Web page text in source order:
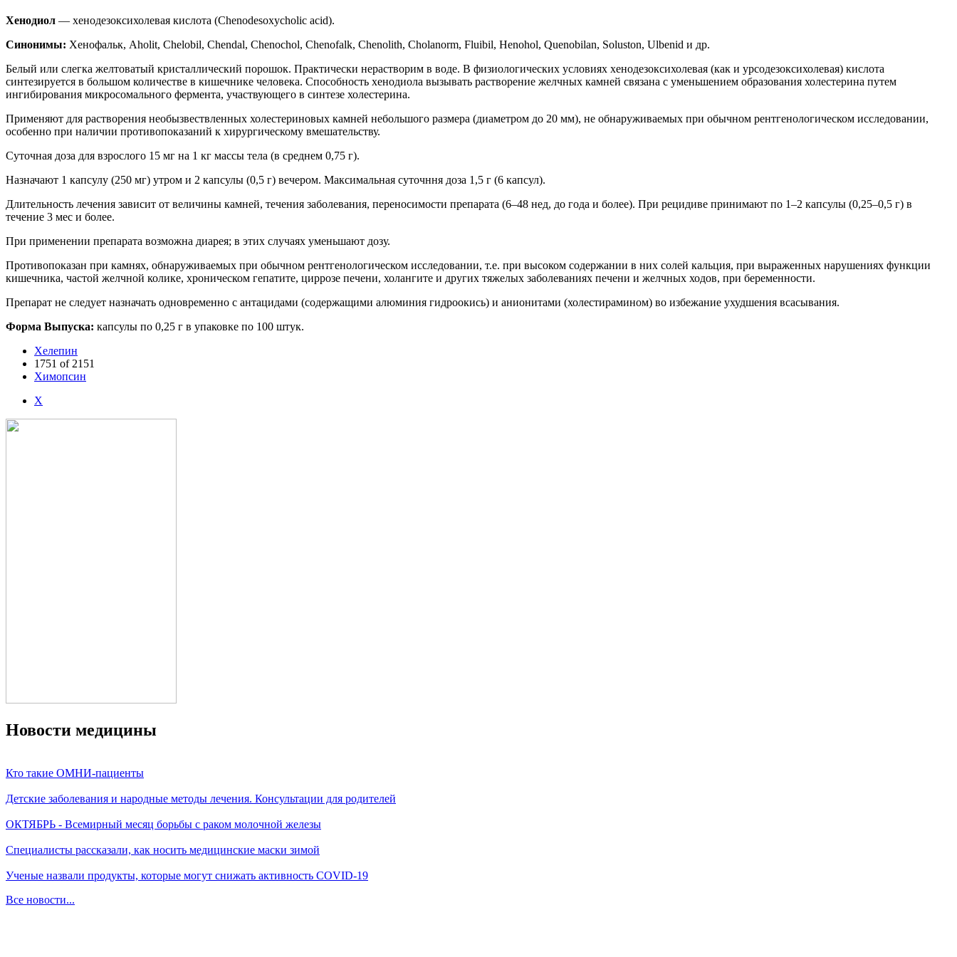
Хенодиол — хенодезоксихолевая кислота (Chenodesoxycholic acid).
Синонимы: Хенофальк, Aholit, Chelobil, Chendal, Chenochol, Chenofalk, Chenolith, Cholanorm, Fluibil, Henohol, Quenobilan, Soluston, Ulbenid и др.
Белый или слегка желтоватый кристаллический порошок. Практически нерастворим в воде. В физиологических условиях хенодезоксихолевая (как и урсодезоксихолевая) кислота
синтезируется в большом количестве в кишечнике человека. Способность хенодиола вызывать растворение желчных камней связана с уменьшением образования холестерина путем
ингибирования микросомального фермента, участвующего в синтезе холестерина.
Применяют для растворения необызвествленных холестериновых камней небольшого размера (диаметром до 20 мм), не обнаруживаемых при обычном рентгенологическом исследовании,
особенно при наличии противопоказаний к хирургическому вмешательству.
Суточная доза для взрослого 15 мг на 1 кг массы тела (в среднем 0,75 г).
Назначают 1 капсулу (250 мг) утром и 2 капсулы (0,5 г) вечером. Максимальная суточння доза 1,5 г (6 капсул).
Длительность лечения зависит от величины камней, течения заболевания, переносимости препарата (6–48 нед, до года и более). При рецидиве принимают по 1–2 капсулы (0,25–0,5 г) в
течение 3 мес и более.
При применении препарата возможна диарея; в этих случаях уменьшают дозу.
Противопоказан при камнях, обнаруживаемых при обычном рентгенологическом исследовании, т.е. при высоком содержании в них солей кальция, при выраженных нарушениях функции
кишечника, частой желчной колике, хроническом гепатите, циррозе печени, холангите и других тяжелых заболеваниях печени и желчных ходов, при беременности.
Препарат не следует назначать одновременно с антацидами (содержащими алюминия гидроокись) и анионитами (холестирамином) во избежание ухудшения всасывания.
Форма Выпуска: капсулы по 0,25 г в упаковке по 100 штук.
Хелепин
1751 of 2151
Химопсин
Х
Новости медицины
Кто такие ОМНИ-пациенты
Детские заболевания и народные методы лечения. Консультации для родителей
ОКТЯБРЬ - Всемирный месяц борьбы с раком молочной железы
Специалисты рассказали, как носить медицинские маски зимой
Ученые назвали продукты, которые могут снижать активность COVID-19
Все новости...